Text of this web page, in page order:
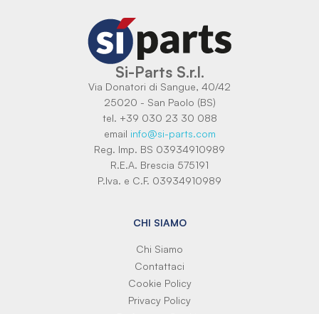
Si-Parts S.r.l.
Via Donatori di Sangue, 40/42
25020 - San Paolo (BS)
tel. +39 030 23 30 088
email info@si-parts.com
Reg. Imp. BS 03934910989
R.E.A. Brescia 575191
P.Iva. e C.F. 03934910989
CHI SIAMO
Chi Siamo
Contattaci
Cookie Policy
Privacy Policy